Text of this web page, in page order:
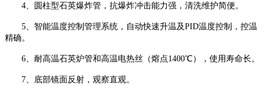
4、圆柱型石英爆炸管，抗爆炸冲击能力强，清洗维护简便。
5、智能温度控制管理系统，自动快速升温及PID温度控制，控温
精确。
6、耐高温石英炉管和高温电热丝（熔点1400℃），使用寿命长。
7、底部镜面反射，观察直观。